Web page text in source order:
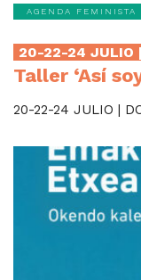
AGENDA FEMINISTA
20-22-24 JULIO
Taller ‘Así
20-22-24 JULIO |